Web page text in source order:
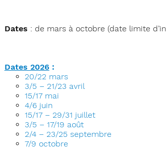
Dates : de mars à octobre (date limite
Dates 2026 :
20/22 mars
3/5 – 21/23 avril
15/17 mai
4/6 juin
15/17 – 29/31 juillet
3/5 – 17/19 août
2/4 – 23/25 septembre
7/9 octobre